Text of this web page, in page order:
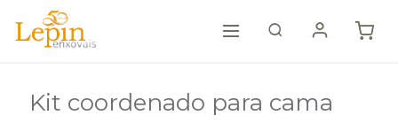
Kit coordenado para cama